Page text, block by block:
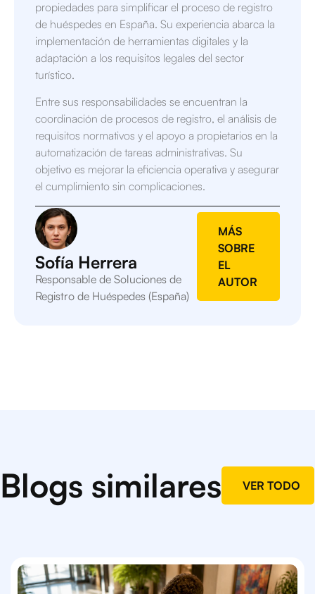
propiedades para simplificar el proceso de registro
de huéspedes en España. Su experiencia abarca la
implementación de herramientas digitales y la
adaptación a los requisitos legales del sector
turístico.
Entre sus responsabilidades se encuentran la
coordinación de procesos de registro, el análisis de
requisitos normativos y el apoyo a propietarios en la
automatización de tareas administrativas. Su
objetivo es mejorar la eficiencia operativa y asegurar
el cumplimiento sin complicaciones.
Sofía Herrera
Responsable de Soluciones de
Registro de Huéspedes (España)
MÁS
SOBRE
EL
AUTOR
Blogs similares VER TODO